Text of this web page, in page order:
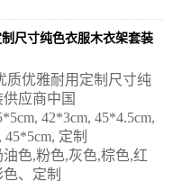
尺寸纯色衣服木衣架套装
质优雅耐用定制尺寸纯
应商中国
42*3cm, 45*4.5cm,
45*5cm, 定制
色,粉色,灰色,棕色,红
色、定制